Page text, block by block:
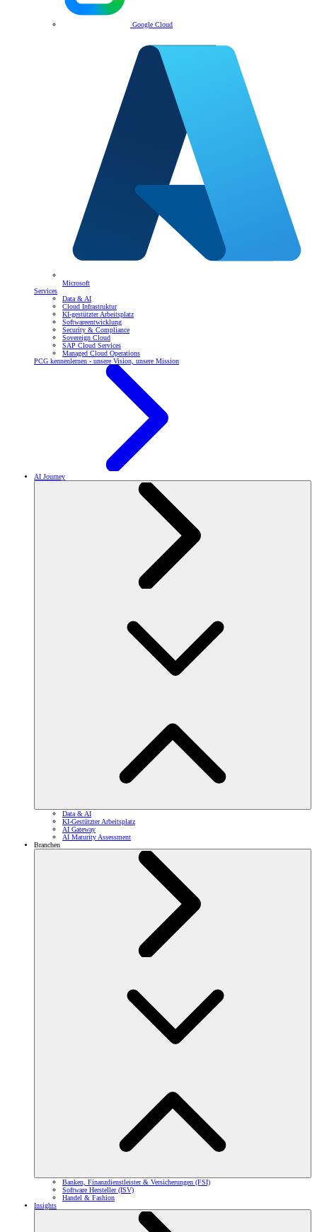
Google Cloud
Microsoft
Services
Data & AI
Cloud Infrastruktur
KI-gestützter Arbeitsplatz
Softwareentwicklung
Security & Compliance
Sovereign Cloud
SAP Cloud Services
Managed Cloud Operations
PCG kennenlernen - unsere Vision, unsere Mission
AI Journey
Data & AI
KI-Gestützter Arbeitsplatz
AI Gateway
AI Maturity Assessment
Branchen
Banken, Finanzdienstleister & Versicherungen (FSI)
Software Hersteller (ISV)
Handel & Fashion
Insights